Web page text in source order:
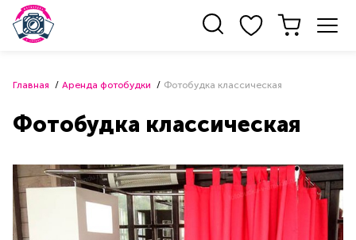
Главная Аренда фотобудки Фотобудка классическая
Фотобудка классическая